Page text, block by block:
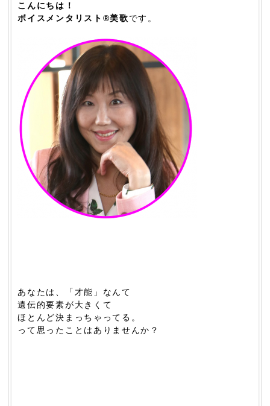
こんにちは！
ボイスメンタリスト®美歌です。
あなたは、「才能」なんて
遺伝的要素が大きくて
ほとんど決まっちゃってる。
って思ったことはありませんか？